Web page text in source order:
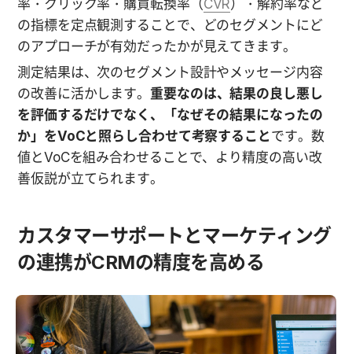
率・クリック率・購買転換率（CVR）・解約率など
の指標を定点観測することで、どのセグメントにど
のアプローチが有効だったかが見えてきます。
測定結果は、次のセグメント設計やメッセージ内容
の改善に活かします。 重要なのは、結果の良し悪し
を評価するだけでなく、「なぜその結果になったの
か」をVoCと照らし合わせて考察すること です。数
値とVoCを組み合わせることで、より精度の高い改
善仮説が立てられます。
カスタマーサポートとマーケティング
の連携がCRMの精度を高める